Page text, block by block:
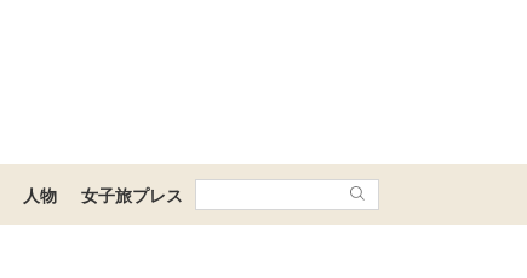
人物 女子旅プレス